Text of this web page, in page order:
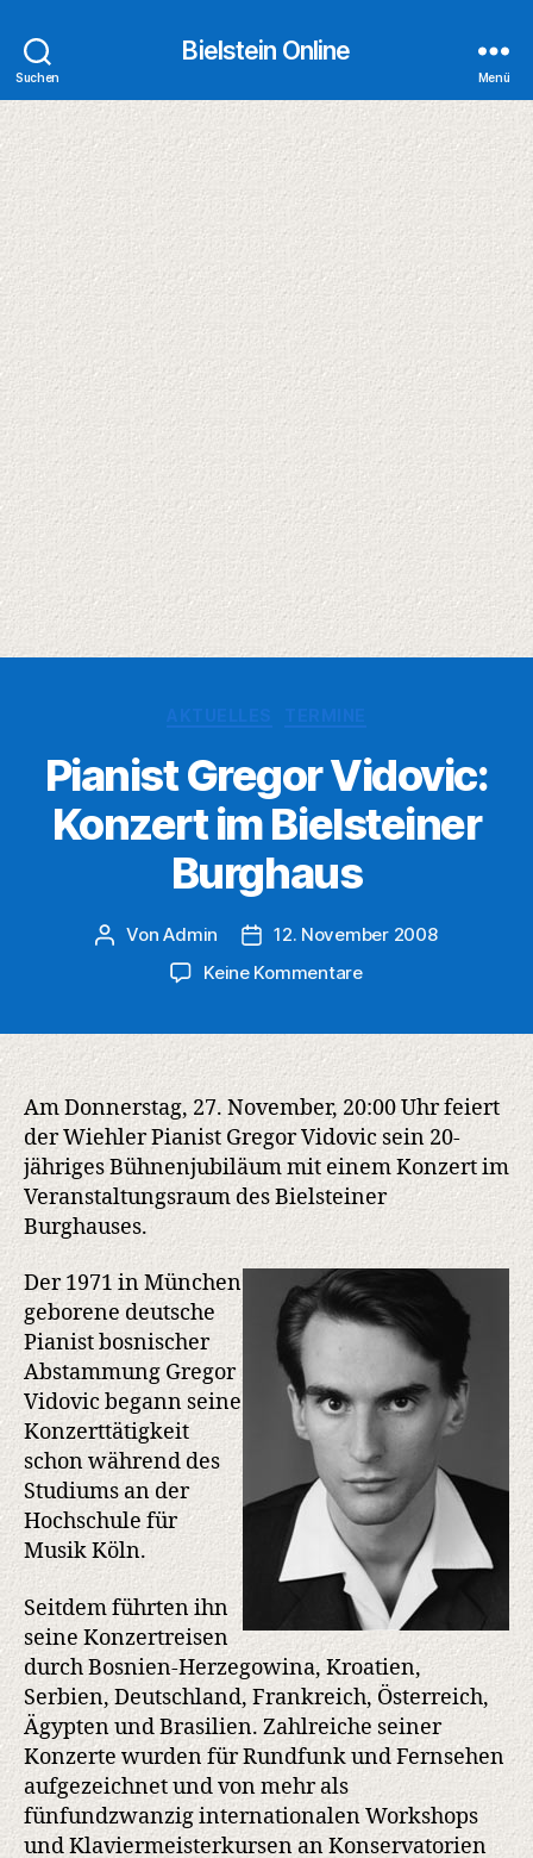
Suchen
Bielstein Online
Menü
Pianist Gregor Vidovic:
Konzert im Bielsteiner
Burghaus
Beitragsautor
VonAdmin Veröffentlichungsdatum
12. November 2008
Keine Kommentarezu
Vidovic:
Konzert
im
Bielsteiner
Burghaus
Am Donnerstag, 27. November, 20:00 Uhr feiert
der Wiehler Pianist Gregor Vidovic sein 20-
jähriges Bühnenjubiläum mit einem Konzert im
Veranstaltungsraum des Bielsteiner
Burghauses.
Der 1971 in München
geborene deutsche
Pianist bosnischer
Abstammung Gregor
Vidovic begann seine
Konzerttätigkeit
schon während des
Studiums an der
Hochschule für
Musik Köln.
Seitdem führten ihn
seine Konzertreisen
durch Bosnien-Herzegowina, Kroatien,
Serbien, Deutschland, Frankreich, Österreich,
Ägypten und Brasilien. Zahlreiche seiner
Konzerte wurden für Rundfunk und Fernsehen
aufgezeichnet und von mehr als
fünfundzwanzig internationalen Workshops
und Klaviermeisterkursen an Konservatorien